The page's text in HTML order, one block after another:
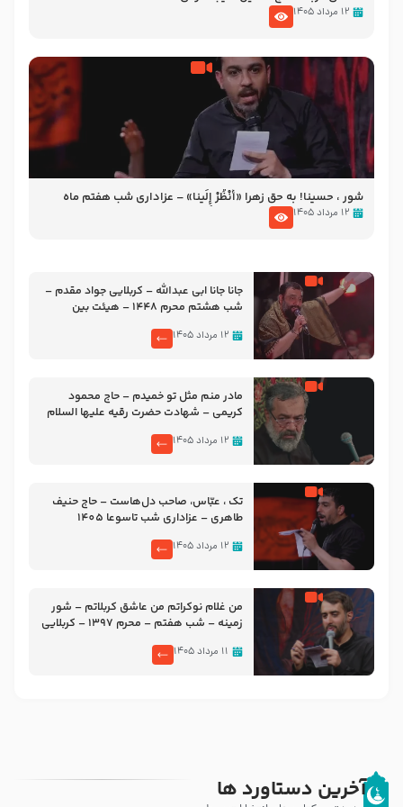
۱۲ مرداد ۱۴۰۵
شور ، حسینا! به‌ حق زهرا «أُنْظُرْ إِلَینا» – عزاداری شب هفتم ماه
محرّم 1405
۱۲ مرداد ۱۴۰۵
جانا جانا ابی عبدالله – کربلایی جواد مقدم –
شب هشتم محرم 1448 – هیئت بین
۱۲ مرداد ۱۴۰۵
مادر منم مثل تو خمیدم – حاج محمود
کریمی – شهادت حضرت رقیه علیها السلام
۱۲ مرداد ۱۴۰۵
تک ، عبّاس، صاحب دل‌هاست – حاج حنیف
طاهری – عزاداری شب تاسوعا 1405
۱۲ مرداد ۱۴۰۵
من غلام نوکراتم من عاشق کربلاتم – شور
زمینه – شب هفتم – محرم 1397 – کربلایی
۱۱ مرداد ۱۴۰۵
آخرین دستاورد ها